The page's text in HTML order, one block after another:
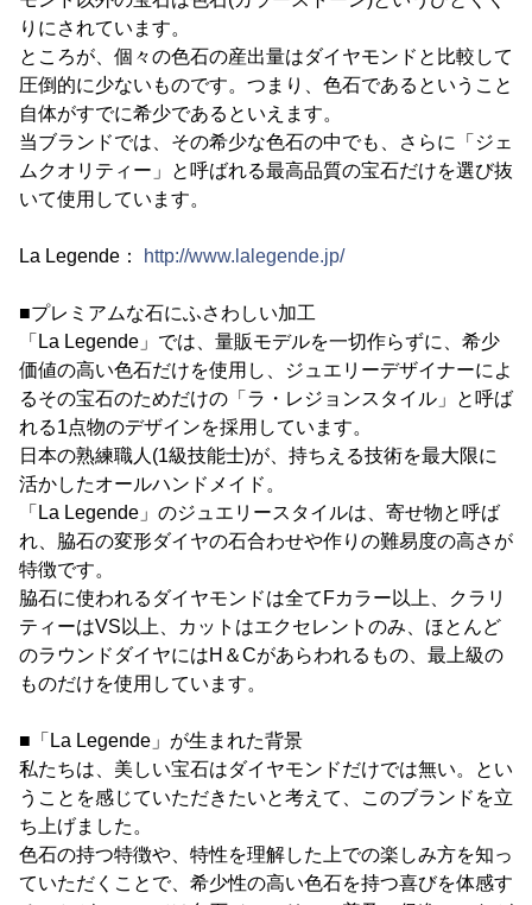
りにされています。
ところが、個々の色石の産出量はダイヤモンドと比較して
圧倒的に少ないものです。つまり、色石であるということ
自体がすでに希少であるといえます。
当ブランドでは、その希少な色石の中でも、さらに「ジェ
ムクオリティー」と呼ばれる最高品質の宝石だけを選び抜
いて使用しています。
La Legende： http://www.lalegende.jp/
■プレミアムな石にふさわしい加工
「La Legende」では、量販モデルを一切作らずに、希少
価値の高い色石だけを使用し、ジュエリーデザイナーによ
るその宝石のためだけの「ラ・レジョンスタイル」と呼ば
れる1点物のデザインを採用しています。
日本の熟練職人(1級技能士)が、持ちえる技術を最大限に
活かしたオールハンドメイド。
「La Legende」のジュエリースタイルは、寄せ物と呼ば
れ、脇石の変形ダイヤの石合わせや作りの難易度の高さが
特徴です。
脇石に使われるダイヤモンドは全てFカラー以上、クラリ
ティーはVS以上、カットはエクセレントのみ、ほとんど
のラウンドダイヤにはH＆Cがあらわれるもの、最上級の
ものだけを使用しています。
■「La Legende」が生まれた背景
私たちは、美しい宝石はダイヤモンドだけでは無い。とい
うことを感じていただきたいと考えて、このブランドを立
ち上げました。
色石の持つ特徴や、特性を理解した上での楽しみ方を知っ
ていただくことで、希少性の高い色石を持つ喜びを体感す